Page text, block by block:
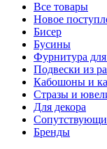
Все товары
Новое
Бисер
Бусины
Фурнитура
Подвески из
Кабошоны и
Стразы и
Для декора
Бренды